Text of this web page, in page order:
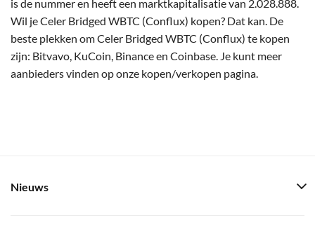
is de nummer en heeft een marktkapitalisatie van 2.028.888.
Wil je Celer Bridged WBTC (Conflux) kopen? Dat kan. De
beste plekken om Celer Bridged WBTC (Conflux) te kopen
zijn: Bitvavo, KuCoin, Binance en Coinbase. Je kunt meer
aanbieders vinden op onze kopen/verkopen pagina.
Nieuws